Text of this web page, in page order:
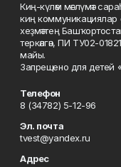
Киң-күләм мәғлүмәт
киң коммуникациялар
хеҙмәттең
теркәлгән, ПИ ТУ02-
майы.
Запрещено для детей
Телефон
8 (34782) 5-12-96
Эл. почта
tvest@yandex.ru
Адрес